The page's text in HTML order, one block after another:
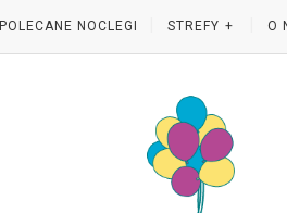
POLECANE NOCLEGI STREFY O